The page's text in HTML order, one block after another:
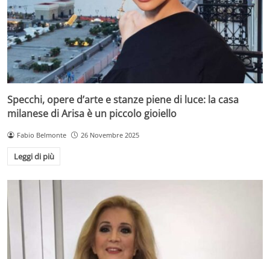
Specchi, opere d’arte e stanze piene di luce: la casa
milanese di Arisa è un piccolo gioiello
Fabio Belmonte 26 Novembre 2025
Leggi di più